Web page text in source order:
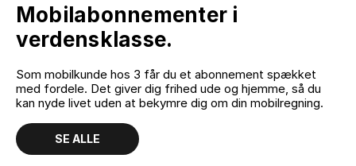
Mobilabonnementer i
verdensklasse.
Som mobilkunde hos 3 får du et abonnement spækket
med fordele. Det giver dig frihed ude og hjemme, så du
kan nyde livet uden at bekymre dig om din mobilregning.
SE ALLE